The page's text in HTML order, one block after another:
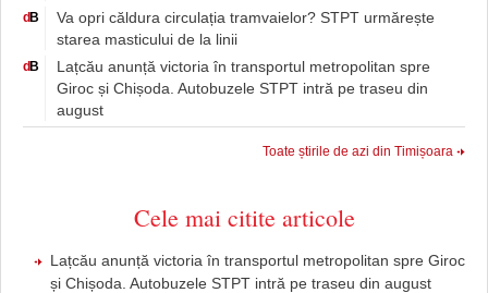
dB
Va opri căldura circulația tramvaielor? STPT urmărește
starea masticului de la linii
dB
Lațcău anunță victoria în transportul metropolitan spre
Giroc și Chișoda. Autobuzele STPT intră pe traseu din
august
Toate știrile de azi din Timișoara
Cele mai citite articole
Lațcău anunță victoria în transportul metropolitan spre Giroc
și Chișoda. Autobuzele STPT intră pe traseu din august